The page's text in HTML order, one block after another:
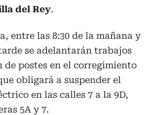
del Rey.
entre las 8:30 de la mañana y
se adelantarán trabajos
de postes en el corregimiento
obligará a suspender el
en las calles 7 a la 9D,
5A y 7.